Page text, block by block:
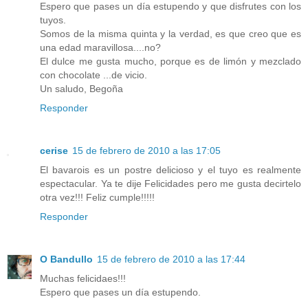
Espero que pases un día estupendo y que disfrutes con los
tuyos.
Somos de la misma quinta y la verdad, es que creo que es
una edad maravillosa....no?
El dulce me gusta mucho, porque es de limón y mezclado
con chocolate ...de vicio.
Un saludo, Begoña
Responder
cerise 15 de febrero de 2010 a las 17:05
El bavarois es un postre delicioso y el tuyo es realmente
espectacular. Ya te dije Felicidades pero me gusta decirtelo
otra vez!!! Feliz cumple!!!!!
Responder
O Bandullo 15 de febrero de 2010 a las 17:44
Muchas felicidaes!!!
Espero que pases un día estupendo.